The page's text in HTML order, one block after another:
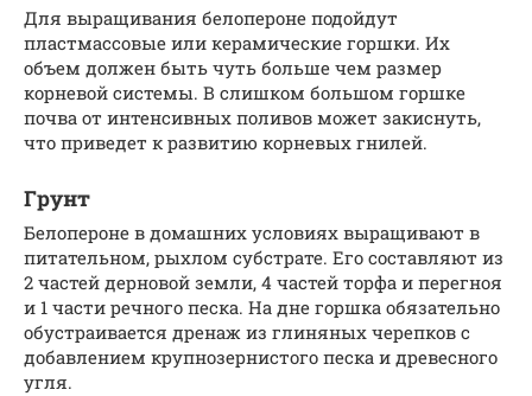
Для выращивания белопероне подойдут
пластмассовые или керамические горшки. Их
объем должен быть чуть больше чем размер
корневой системы. В слишком большом горшке
почва от интенсивных поливов может закиснуть,
что приведет к развитию корневых гнилей.
Грунт
Белопероне в домашних условиях выращивают в
питательном, рыхлом субстрате. Его составляют из
2 частей дерновой земли, 4 частей торфа и перегноя
и 1 части речного песка. На дне горшка обязательно
обустраивается дренаж из глиняных черепков с
добавлением крупнозернистого песка и древесного
угля.